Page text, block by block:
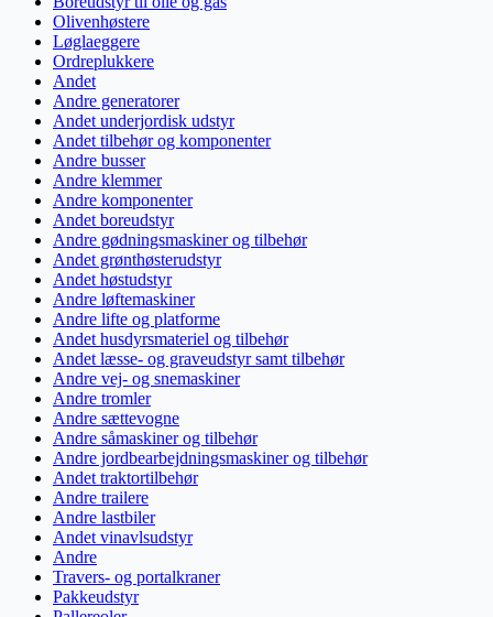
Olivenhøstere
Løglaeggere
Ordreplukkere
Andet
Andre generatorer
Andet underjordisk udstyr
Andet tilbehør og komponenter
Andre busser
Andre klemmer
Andre komponenter
Andet boreudstyr
Andre gødningsmaskiner og tilbehør
Andet grønthøsterudstyr
Andet høstudstyr
Andre løftemaskiner
Andre lifte og platforme
Andet husdyrsmateriel og tilbehør
Andet læsse- og graveudstyr samt tilbehør
Andre vej- og snemaskiner
Andre tromler
Andre sættevogne
Andre såmaskiner og tilbehør
Andre jordbearbejdningsmaskiner og tilbehør
Andet traktortilbehør
Andre trailere
Andre lastbiler
Andet vinavlsudstyr
Andre
Travers- og portalkraner
Pakkeudstyr